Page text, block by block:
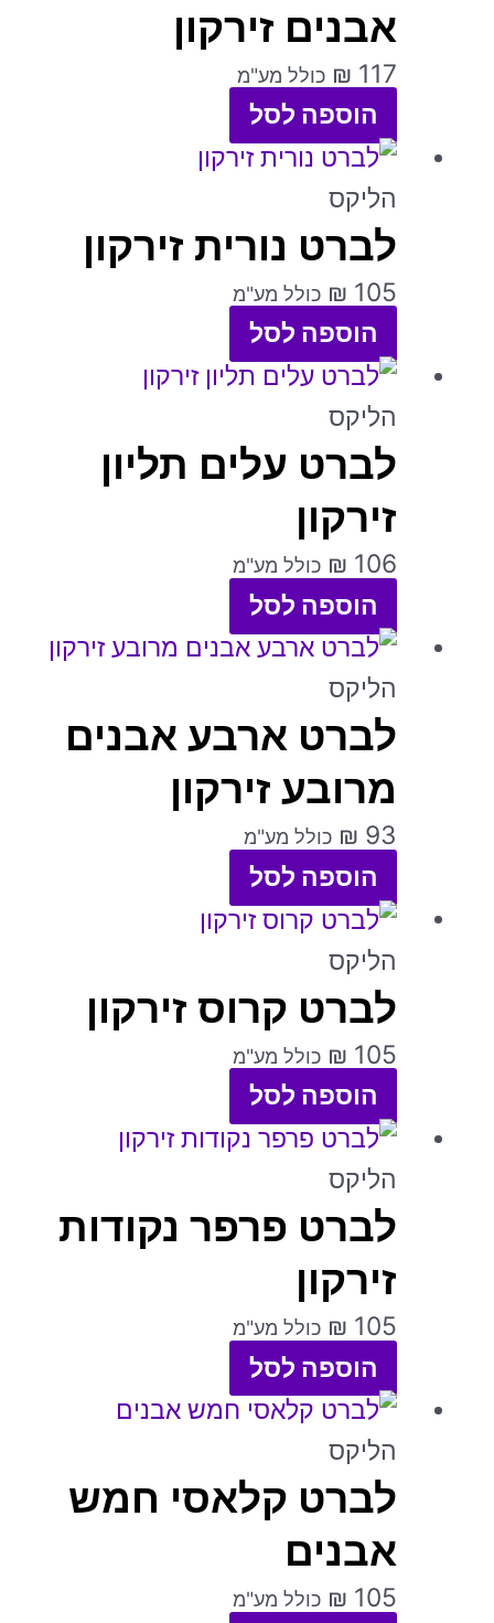
המוצר
אבנים זירקון
₪ 117 כולל מע"מ
הוספה לסל
סוגים.
ניתן
לבחור
את
האפשרויות
בעמוד
המוצר
הליקס
לברט נורית זירקון
₪ 105 כולל מע"מ
הוספה לסל
למוצר
זה
יש
מספר
סוגים.
ניתן
לבחור
את
האפשרויות
בעמוד
המוצר
הליקס
לברט עלים תליון
זירקון
₪ 106 כולל מע"מ
הוספה לסל
הליקס
לברט ארבע אבנים
מרובע זירקון
₪ 93 כולל מע"מ
הוספה לסל
למוצר
זה
יש
סוגים.
ניתן
לבחור
את
האפשרויות
בעמוד
המוצר
הליקס
לברט קרוס זירקון
₪ 105 כולל מע"מ
הוספה לסל
למוצר
זה
יש
מספר
סוגים.
ניתן
לבחור
את
האפשרויות
בעמוד
המוצר
הליקס
לברט פרפר נקודות
זירקון
₪ 105 כולל מע"מ
הוספה לסל
למוצר
זה
יש
סוגים.
ניתן
לבחור
את
האפשרויות
בעמוד
המוצר
הליקס
לברט קלאסי חמש
אבנים
₪ 105 כולל מע"מ
למוצר
זה
יש
סוגים.
ניתן